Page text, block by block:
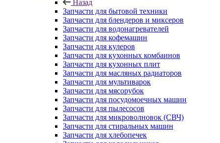
Назад
Запчасти для бытовой техники
Запчасти для блендеров и миксеров
Запчасти для водонагревателей
Запчасти для кофемашин
Запчасти для кулеров
Запчасти для кухонных комбаинов
Запчасти для кухонных плит
Запчасти для масляных радиаторов
Запчасти для мультиварок
Запчасти для мясорубок
Запчасти для посудомоечных машин
Запчасти для пылесосов
Запчасти для микроволновок (СВЧ)
Запчасти для стиральных машин
Запчасти для хлебопечек